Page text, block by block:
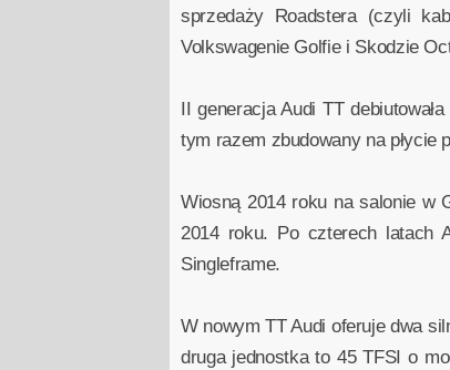
sprzedaży Roadstera (czyli
Volkswagenie Golfie i Skodzie
II generacja Audi TT
tym razem zbudowany na płycie
Wiosną 2014 roku na salonie w
2014 roku. Po czterech latach
Singleframe.
W nowym TT Audi oferuje dwa
druga jednostka to 45 TFSI o